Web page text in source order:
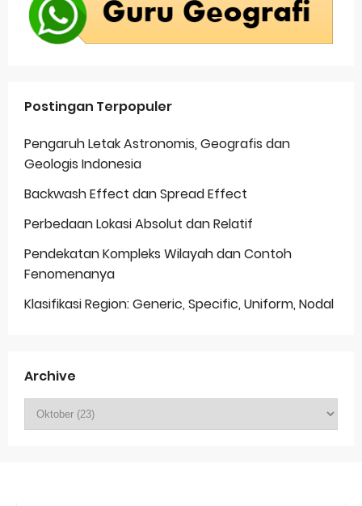
Postingan Terpopuler
Pengaruh Letak Astronomis, Geografis dan
Geologis Indonesia
Backwash Effect dan Spread Effect
Perbedaan Lokasi Absolut dan Relatif
Pendekatan Kompleks Wilayah dan Contoh
Fenomenanya
Klasifikasi Region: Generic, Specific, Uniform, Nodal
Archive